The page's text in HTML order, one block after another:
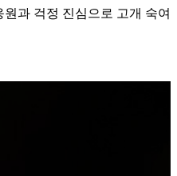
과 걱정 진심으로 고개 숙여